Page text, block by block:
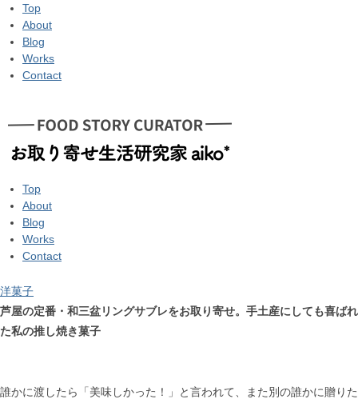
Top
About
Blog
Works
Contact
Top
About
Blog
Works
Contact
洋菓子
芦屋の定番・和三盆リングサブレをお取り寄せ。手土産にしても喜ばれ
た私の推し焼き菓子
誰かに渡したら「美味しかった！」と言われて、また別の誰かに贈りた